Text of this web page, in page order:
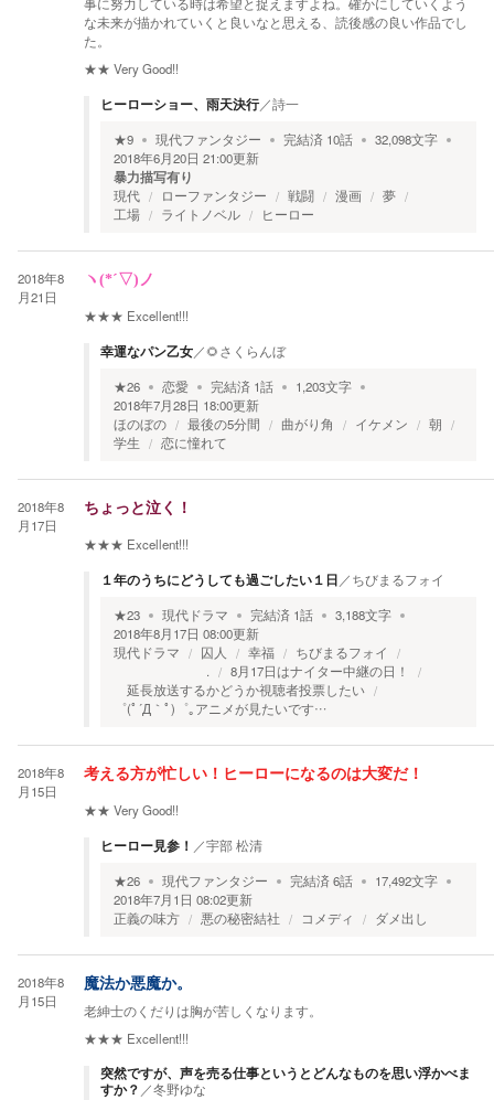
な未来が描かれていくと良いなと思える、読後感の良い作品でし
た。
★★ Very Good!!
ヒーローショー、雨天決行／詩一
★9 現代ファンタジー 完結済 10話 32,098文字
2018年6月20日 21:00更新
暴力描写有り
現代 ローファンタジー 戦闘 漫画
夢
工場
ライトノベル ヒーロー
2018年8
月21日
ヽ(*´▽)ノ
★★★ Excellent!!!
幸運なパン乙女／🌻さくらんぼ
★26 恋愛 完結済 1話 1,203文字
2018年7月28日 18:00更新
ほのぼの
最後の5分間 曲がり角 イケメン
朝
学生
恋に憧れて
2018年8
月17日
ちょっと泣く！
★★★ Excellent!!!
１年のうちにどうしても過ごしたい１日 ／ちびまるフォイ
★23 現代ドラマ 完結済 1話 3,188文字
2018年8月17日 08:00更新
現代ドラマ
囚人 幸福
ちびまるフォイ
.
8月17日はナイター中継の日！
延長放送するかどうか視聴者投票したい
゜(ﾟ´Д｀ﾟ)゜｡アニメが見たいです…
2018年8
月15日
考える方が忙しい！ヒーローになるのは大変だ！
★★ Very Good!!
ヒーロー見参！ ／宇部 松清
★26 現代ファンタジー 完結済6話 17,492文字
2018年7月1日 08:02更新
正義の味方
悪の秘密結社 コメディ ダメ出し
2018年8
月15日
魔法か悪魔か。
老紳士のくだりは胸が苦しくなります。
★★★ Excellent!!!
突然ですが、声を売る仕事というとどんなものを思い浮かべま
すか？ ／冬野ゆな